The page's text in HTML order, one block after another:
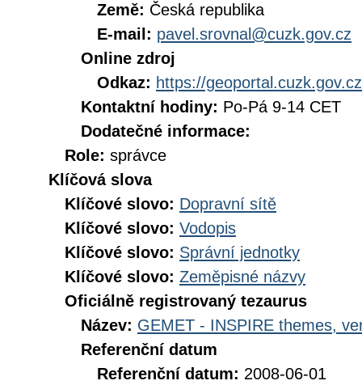
Země: Česká republika
E-mail: pavel.srovnal@cuzk.gov.cz
Online zdroj
Odkaz: https://geoportal.cuzk.gov.cz
Kontaktní hodiny: Po-Pá 9-14 CET
Dodatečné informace:
Role: správce
Klíčová slova
Klíčové slovo: Dopravní sítě
Klíčové slovo: Vodopis
Klíčové slovo: Správní jednotky
Klíčové slovo: Zeměpisné názvy
Oficiálně registrovaný tezaurus
Název: GEMET - INSPIRE themes,
Referenční datum
Referenční datum: 2008-06-01